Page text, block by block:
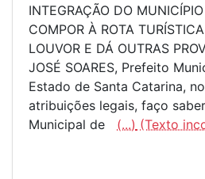
INTEGRAÇÃO DO
COMPOR À ROTA
LOUVOR E DÁ OUTRAS
JOSÉ SOARES, Prefeito
Estado de Santa Catarina,
atribuições legais, faço
Municipal de (...)